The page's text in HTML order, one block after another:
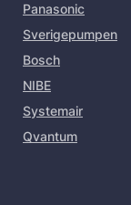
Panasonic
Sverigepumpen
Bosch
NIBE
Systemair
Qvantum